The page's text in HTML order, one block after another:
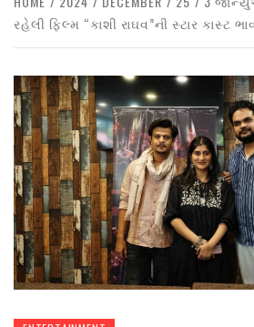
રહેલી ફિલ્મ “કાશી રાઘવ”ની સ્ટાર કાસ્ટ